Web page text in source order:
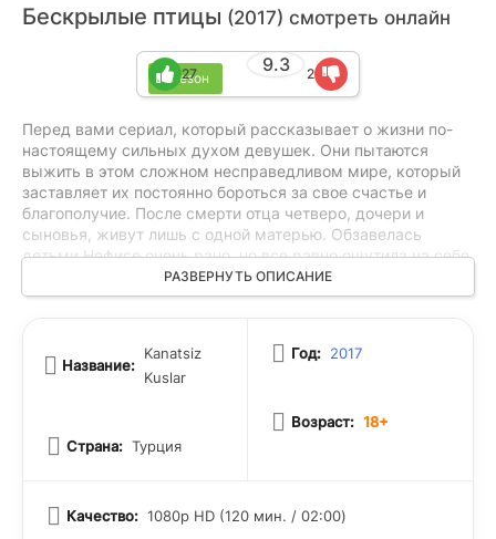
Бескрылые птицы (2017) смотреть онлайн
1 сезон
9.3
27 2
Перед вами сериал, который рассказывает о жизни по-
настоящему сильных духом девушек. Они пытаются
выжить в этом сложном несправедливом мире, который
заставляет их постоянно бороться за свое счастье и
благополучие. После смерти отца четверо, дочери и
сыновья, живут лишь с одной матерью. Обзавелась
детьми Нефисе очень рано, но все равно ощутила на себе
всю ту ответственность, которая обычно ложится на
плечи родителей. Ей приходится стараться изо всех сил,
каждый из которых всеми силами пытается помочь
матери в сложной ситуации. Кто бы мог подумать, что
взрослые дочери уже пытаются сделать все возможное,
чтобы найти богатого жениха. Так, Зейнеп испытывает
предоставляет девушке работу. Однако на одном из
деловых собраний девушка замечает молодого человека
РАЗВЕРНУТЬ ОПИСАНИЕ
Название:
Kanatsiz
Kuslar
Страна: Турция
Год: 2017
Возраст: 18+
Качество: 1080p HD (120 мин. / 02:00)